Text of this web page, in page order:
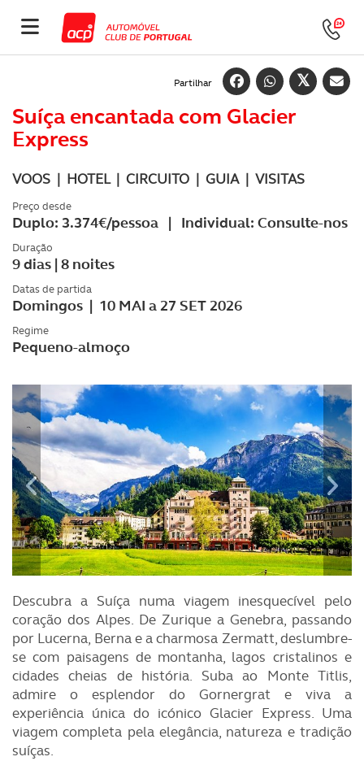
Partilhar
Suíça encantada com Glacier
Express
VOOS | HOTEL | CIRCUITO | GUIA | VISITAS
Preço desde
Duplo: 3.374€/pessoa | Individual: Consulte-nos
Duração
9 dias | 8 noites
Datas de partida
Domingos | 10 MAI a 27 SET 2026
Regime
Pequeno-almoço
Descubra a Suíça numa viagem inesquecível pelo
coração dos Alpes. De Zurique a Genebra, passando
por Lucerna, Berna e a charmosa Zermatt, deslumbre-
se com paisagens de montanha, lagos cristalinos e
cidades cheias de história. Suba ao Monte Titlis,
admire o esplendor do Gornergrat e viva a
experiência única do icónico Glacier Express. Uma
viagem completa pela elegância, natureza e tradição
suíças.